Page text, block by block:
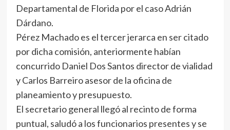
Departamental de Florida por el caso Adrián
Dárdano.
Pérez Machado es el tercer jerarca en ser citado
por dicha comisión, anteriormente habían
concurrido Daniel Dos Santos director de vialidad
y Carlos Barreiro asesor de la oficina de
planeamiento y presupuesto.
El secretario general llegó al recinto de forma
puntual, saludó a los funcionarios presentes y se